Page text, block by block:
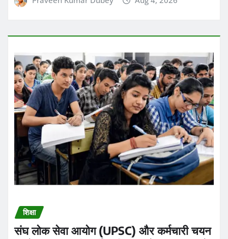
शिक्षा
आयोग (SSC) की भर्ती प्रक्रिया को आसान बनाने
के लिए कई बदलाव किए जा रहे हैं